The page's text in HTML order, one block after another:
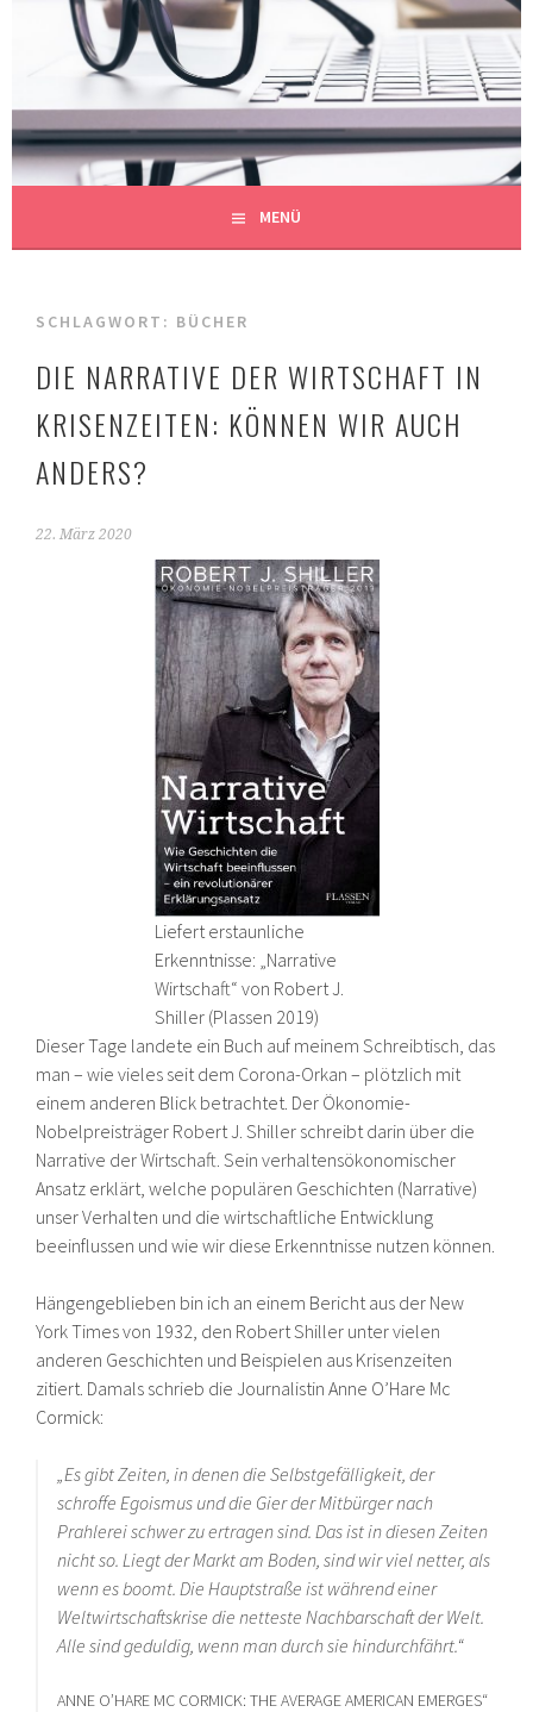
Springe
REDAKTIONSBÜRO
MÜHLBERGER
AUF DEN PUNKT GEBRACHT
MENÜ
SCHLAGWORT: BÜCHER
DIE NARRATIVE DER WIRTSCHAFT IN
KRISENZEITEN: KÖNNEN WIR AUCH
ANDERS?
22. März 2020
Liefert erstaunliche
Erkenntnisse: „Narrative
Wirtschaft“ von Robert J.
Shiller (Plassen 2019)
Dieser Tage landete ein Buch auf meinem Schreibtisch, das
man – wie vieles seit dem Corona-Orkan – plötzlich mit
einem anderen Blick betrachtet. Der Ökonomie-
Nobelpreisträger Robert J. Shiller schreibt darin über die
Narrative der Wirtschaft. Sein verhaltensökonomischer
Ansatz erklärt, welche populären Geschichten (Narrative)
unser Verhalten und die wirtschaftliche Entwicklung
beeinflussen und wie wir diese Erkenntnisse nutzen können.
Hängengeblieben bin ich an einem Bericht aus der New
York Times von 1932, den Robert Shiller unter vielen
anderen Geschichten und Beispielen aus Krisenzeiten
zitiert. Damals schrieb die Journalistin Anne O’Hare Mc
Cormick:
„Es gibt Zeiten, in denen die Selbstgefälligkeit, der
schroffe Egoismus und die Gier der Mitbürger nach
Prahlerei schwer zu ertragen sind. Das ist in diesen Zeiten
nicht so. Liegt der Markt am Boden, sind wir viel netter, als
wenn es boomt. Die Hauptstraße ist während einer
Weltwirtschaftskrise die netteste Nachbarschaft der Welt.
Alle sind geduldig, wenn man durch sie hindurchfährt.“
ANNE O’HARE MC CORMICK: THE AVERAGE AMERICAN EMERGES“